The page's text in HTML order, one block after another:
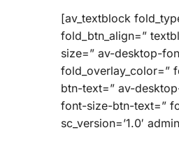
[av_textblock
fold_btn_align=”
size=” av-desktop-
fold_overlay_color=”
btn-text=” av-
font-size-btn-text=”
sc_version=’1.0′